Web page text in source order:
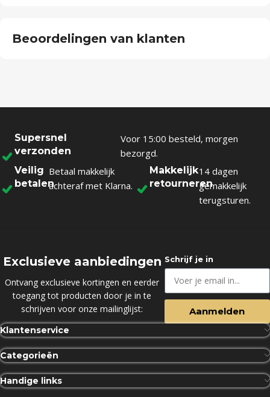
Beoordelingen van klanten
Supersnel
verzonden
Voor 15:00 besteld, morgen
bezorgd.
Veilig
betalen
Betaal makkelijk
achteraf met Klarna.
Makkelijk
retourneren
14 dagen
gemakkelijk
terugsturen.
Exclusieve aanbiedingen
Ontvang exclusieve kortingen en eerder
toegang tot producten door je in te
schrijven voor onze mailinglijst:
Schrijf je in
Aanmelden
Klantenservice
Categorieën
Handige links